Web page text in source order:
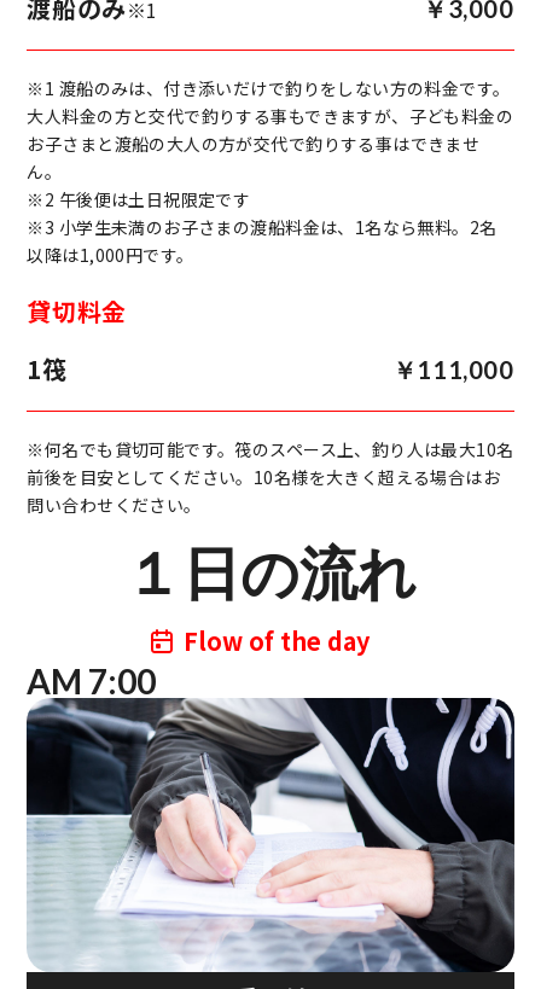
渡船のみ※1 ￥3,000
※1 渡船のみは、付き添いだけで釣りをしない方の料金です。
大人料金の方と交代で釣りする事もできますが、子ども料金の
お子さまと渡船の大人の方が交代で釣りする事はできませ
ん。
※2 午後便は土日祝限定です
※3 小学生未満のお子さまの渡船料金は、1名なら無料。2名
以降は1,000円です。
貸切料金
1筏
￥111,000
※何名でも貸切可能です。筏のスペース上、釣り人は最大10名
前後を目安としてください。10名様を大きく超える場合はお
問い合わせください。
１日の流れ
Flow of the day
AM 7:00